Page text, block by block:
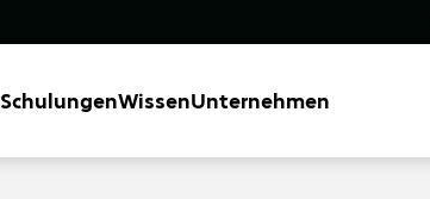
SchulungenWissenUnternehmen